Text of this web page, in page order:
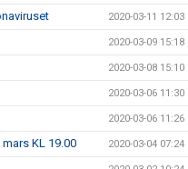
2020-03-11 12:03
2020-03-09 15:18
2020-03-08 15:10
2020-03-06 11:30
2020-03-06 11:26
KL 19.00 2020-03-04 07:24